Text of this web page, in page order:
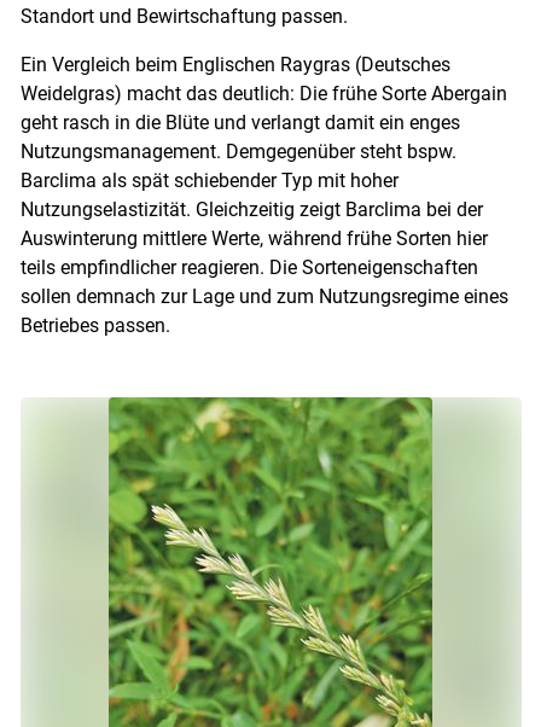
Standort und Bewirtschaftung passen.
Ein Vergleich beim Englischen Raygras (Deutsches
Weidelgras) macht das deutlich: Die frühe Sorte Abergain
geht rasch in die Blüte und verlangt damit ein enges
Nutzungsmanagement. Demgegenüber steht bspw.
Barclima als spät schiebender Typ mit hoher
Nutzungselastizität. Gleichzeitig zeigt Barclima bei der
Auswinterung mittlere Werte, während frühe Sorten hier
teils empfindlicher reagieren. Die Sorteneigenschaften
sollen demnach zur Lage und zum Nutzungsregime eines
Betriebes passen.